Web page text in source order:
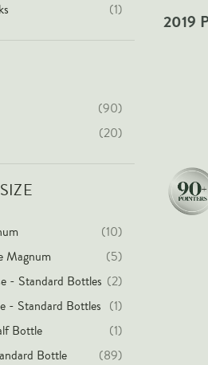
(1)
(90)
(20)
(10)
Magnum
(5)
- Standard Bottles (2)
- Standard Bottles (1)
Bottle
(1)
Bottle
(89)
2019